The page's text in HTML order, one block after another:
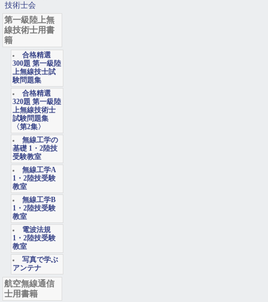
技術士会
第一級陸上無
線技術士用書
籍
合格精選
300題 第一級陸
上無線技士試
験問題集
合格精選
320題 第一級陸
上無線技術士
試験問題集
〈第2集〉
無線工学の
基礎 1・2陸技
受験教室
無線工学A
1・2陸技受験
教室
無線工学B
1・2陸技受験
教室
電波法規
1・2陸技受験
教室
写真で学ぶ
アンテナ
航空無線通信
士用書籍